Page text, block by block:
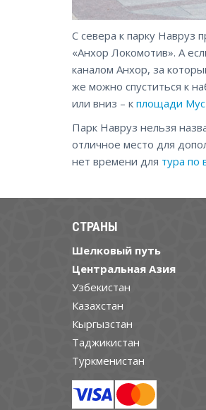
С севера к парку Навруз
«Анхор Локомотив». А
каналом Анхор, за
же можно спуститься к
или вниз – к площади
Парк Навруз нельзя
отличное место для
нет времени для тура по
СТРАНЫ
Шелковый путь
Центральная Азия
Узбекистан
Казахстан
Кыргызстан
Таджикистан
Туркменистан